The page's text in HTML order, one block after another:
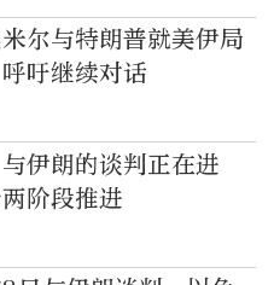
尔与特朗普就美伊局
吁继续对话
伊朗的谈判正在进
阶段推进